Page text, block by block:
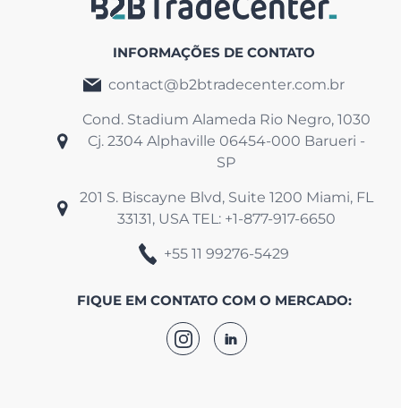
INFORMAÇÕES DE CONTATO
contact@b2btradecenter.com.br
Cond. Stadium Alameda Rio Negro, 1030
Cj. 2304 Alphaville 06454-000 Barueri -
SP
201 S. Biscayne Blvd, Suite 1200 Miami, FL
33131, USA TEL: +1-877-917-6650
+55 11 99276-5429
FIQUE EM CONTATO COM O MERCADO:
oferecemos emprego para obtenção de
financeiros.
Somos um serviço de consultoria
internacional especializada em suporte
Podemos te ajudar?
Preencha os dados abaixo: